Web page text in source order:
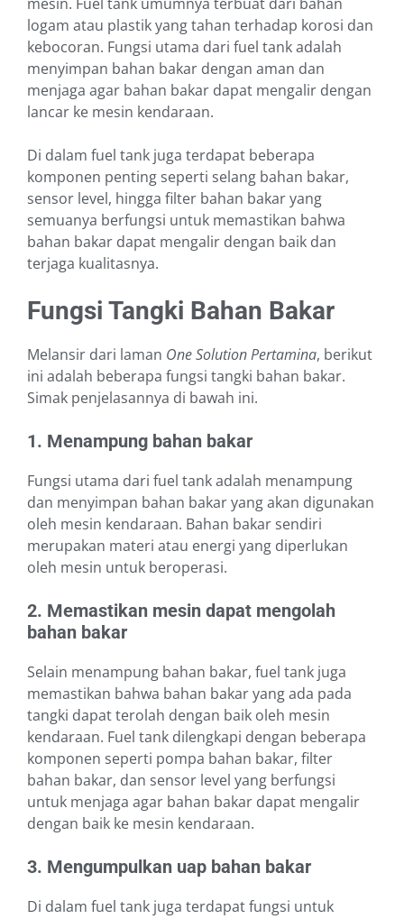
logam atau plastik yang tahan terhadap korosi dan
kebocoran. Fungsi utama dari fuel tank adalah
menyimpan bahan bakar dengan aman dan
menjaga agar bahan bakar dapat mengalir dengan
lancar ke mesin kendaraan.
Di dalam fuel tank juga terdapat beberapa
komponen penting seperti selang bahan bakar,
sensor level, hingga filter bahan bakar yang
semuanya berfungsi untuk memastikan bahwa
bahan bakar dapat mengalir dengan baik dan
terjaga kualitasnya.
Fungsi Tangki Bahan Bakar
Melansir dari laman One Solution Pertamina, berikut
ini adalah beberapa fungsi tangki bahan bakar.
Simak penjelasannya di bawah ini.
1. Menampung bahan bakar
Fungsi utama dari fuel tank adalah menampung
dan menyimpan bahan bakar yang akan digunakan
oleh mesin kendaraan. Bahan bakar sendiri
merupakan materi atau energi yang diperlukan
oleh mesin untuk beroperasi.
2. Memastikan mesin dapat mengolah
bahan bakar
Selain menampung bahan bakar, fuel tank juga
memastikan bahwa bahan bakar yang ada pada
tangki dapat terolah dengan baik oleh mesin
kendaraan. Fuel tank dilengkapi dengan beberapa
komponen seperti pompa bahan bakar, filter
bahan bakar, dan sensor level yang berfungsi
untuk menjaga agar bahan bakar dapat mengalir
dengan baik ke mesin kendaraan.
3. Mengumpulkan uap bahan bakar
Di dalam fuel tank juga terdapat fungsi untuk